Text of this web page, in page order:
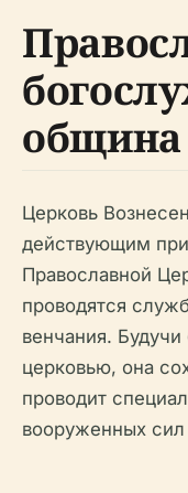
община
Церковь
действующим
Православной
проводятся
венчания.
церковью, она
проводит
вооруженных